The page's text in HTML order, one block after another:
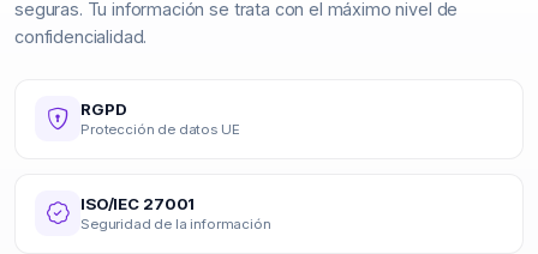
seguras. Tu información se trata con el máximo nivel de
confidencialidad.
RGPD
Protección de datos UE
ISO/IEC 27001
Seguridad de la información